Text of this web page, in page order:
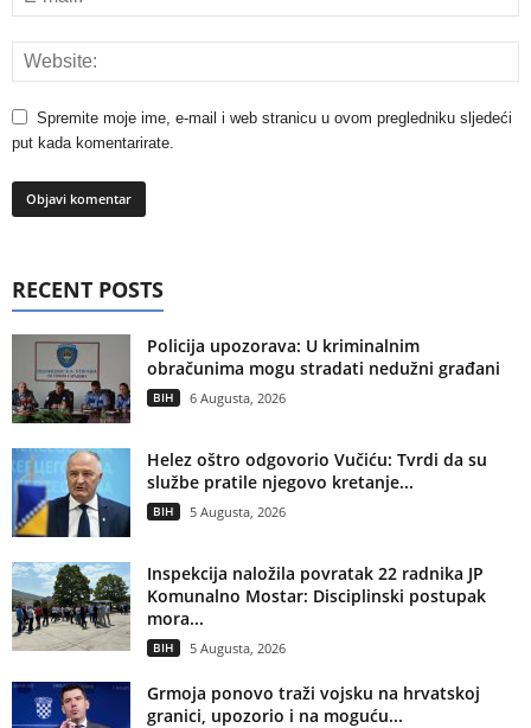
Spremite moje ime, e-mail i web stranicu u ovom pregledniku sljedeći
put kada komentarirate.
RECENT POSTS
Policija upozorava: U kriminalnim
obračunima mogu stradati nedužni građani
BIH 6 Augusta, 2026
Helez oštro odgovorio Vučiću: Tvrdi da su
službe pratile njegovo kretanje...
BIH 5 Augusta, 2026
Inspekcija naložila povratak 22 radnika JP
Komunalno Mostar: Disciplinski postupak
mora...
BIH 5 Augusta, 2026
Grmoja ponovo traži vojsku na hrvatskoj
granici, upozorio i na moguću...